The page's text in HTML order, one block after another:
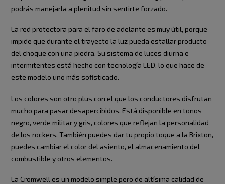
podrás manejarla a plenitud sin sentirte forzado.
La red protectora para el faro de adelante es muy útil, porque
impide que durante el trayecto la luz pueda estallar producto
del choque con una piedra. Su sistema de luces diurna e
intermitentes está hecho con tecnología LED, lo que hace de
este modelo uno más sofisticado.
Los colores son otro plus con el que los conductores disfrutan
mucho para pasar desapercibidos. Está disponible en tonos
negro, verde militar y gris, colores que reflejan la personalidad
de los rockers. También puedes dar tu propio toque a la Brixton,
puedes cambiar el color del asiento, el almacenamiento del
combustible y otros elementos.
La Cromwell es un modelo simple pero de altísima calidad de